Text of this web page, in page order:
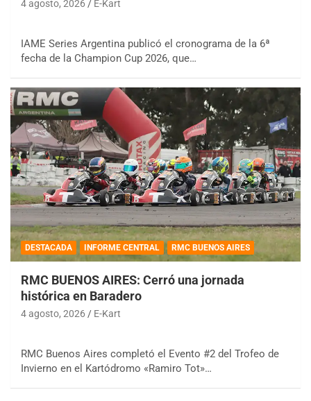
4 agosto, 2026 E-Kart
IAME Series Argentina publicó el cronograma de la 6ª
fecha de la Champion Cup 2026, que…
DESTACADA INFORME CENTRAL RMC BUENOS AIRES
RMC BUENOS AIRES: Cerró una jornada
histórica en Baradero
4 agosto, 2026 E-Kart
RMC Buenos Aires completó el Evento #2 del Trofeo de
Invierno en el Kartódromo «Ramiro Tot»…